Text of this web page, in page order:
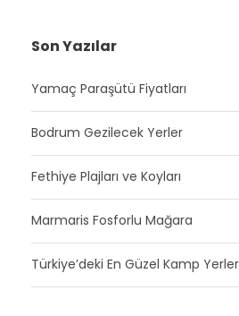
Son Yazılar
Yamaç Paraşütü Fiyatları
Bodrum Gezilecek Yerler
Fethiye Plajları ve Koyları
Marmaris Fosforlu Mağara
Türkiye’deki En Güzel Kamp